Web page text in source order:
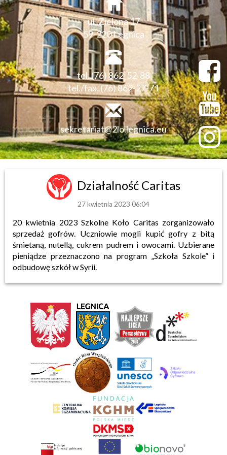
ul. Zielona 17
59-220 Legnica
tel. (76) 862-52-88
tel./fax. (76) 862-27-71
sekretariat@2lo.legnica.eu
Działalność Caritas
27 kwietnia 2023 06:04
20 kwietnia 2023 Szkolne Koło Caritas zorganizowało
sprzedaż gofrów. Uczniowie mogli kupić gofry z bitą
śmietaną, nutellą, cukrem pudrem i owocami. Uzbierane
pieniądze przeznaczono na program „Szkoła Szkole” i
odbudowę szkół w Syrii.